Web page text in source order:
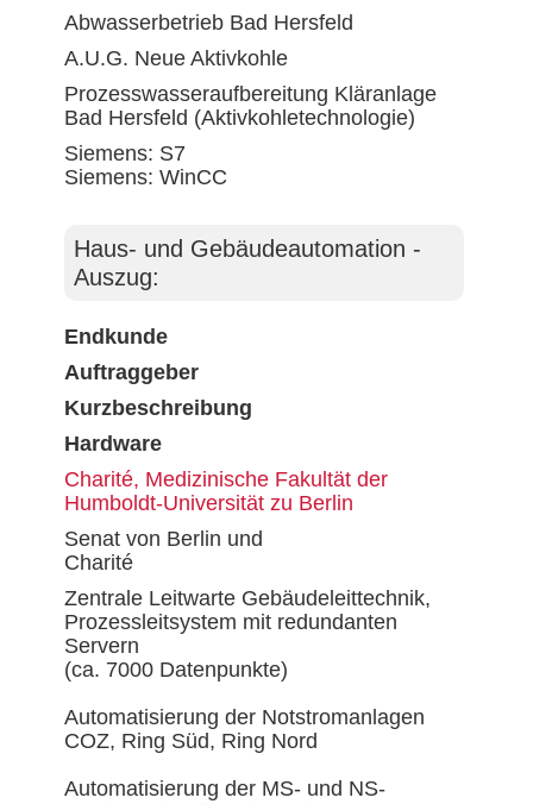
Abwasserbetrieb Bad Hersfeld
A.U.G. Neue Aktivkohle
Prozesswasseraufbereitung Kläranlage
Bad Hersfeld (Aktivkohletechnologie)
Siemens: S7
Siemens: WinCC
Haus- und Gebäudeautomation -
Auszug:
Endkunde
Auftraggeber
Kurzbeschreibung
Hardware
Charité, Medizinische Fakultät der
Humboldt-Universität zu Berlin
Senat von Berlin und
Charité
Zentrale Leitwarte Gebäudeleittechnik,
Prozessleitsystem mit redundanten
Servern
(ca. 7000 Datenpunkte)
Automatisierung der Notstromanlagen
COZ, Ring Süd, Ring Nord
Automatisierung der MS- und NS-